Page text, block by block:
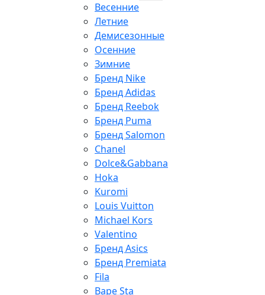
Весенние
Летние
Демисезонные
Осенние
Зимние
Бренд Nike
Бренд Adidas
Бренд Reebok
Бренд Puma
Бренд Salomon
Chanel
Dolce&Gabbana
Hoka
Kuromi
Louis Vuitton
Michael Kors
Valentino
Бренд Asics
Бренд Premiata
Fila
Bape Sta